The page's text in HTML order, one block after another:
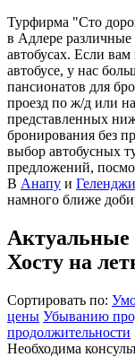
Турфирма "Сто
в Адлере
автобусах. Если
автобусе, у нас
пансионатов для
проезд по ж/д или
представленных
бронирования без
выбор автобусных
предложений,
В Анапу и
намного ближе
Актуальные
Хосту на
Сортировать по:
цены Убыванию
продолжительности
Необходима